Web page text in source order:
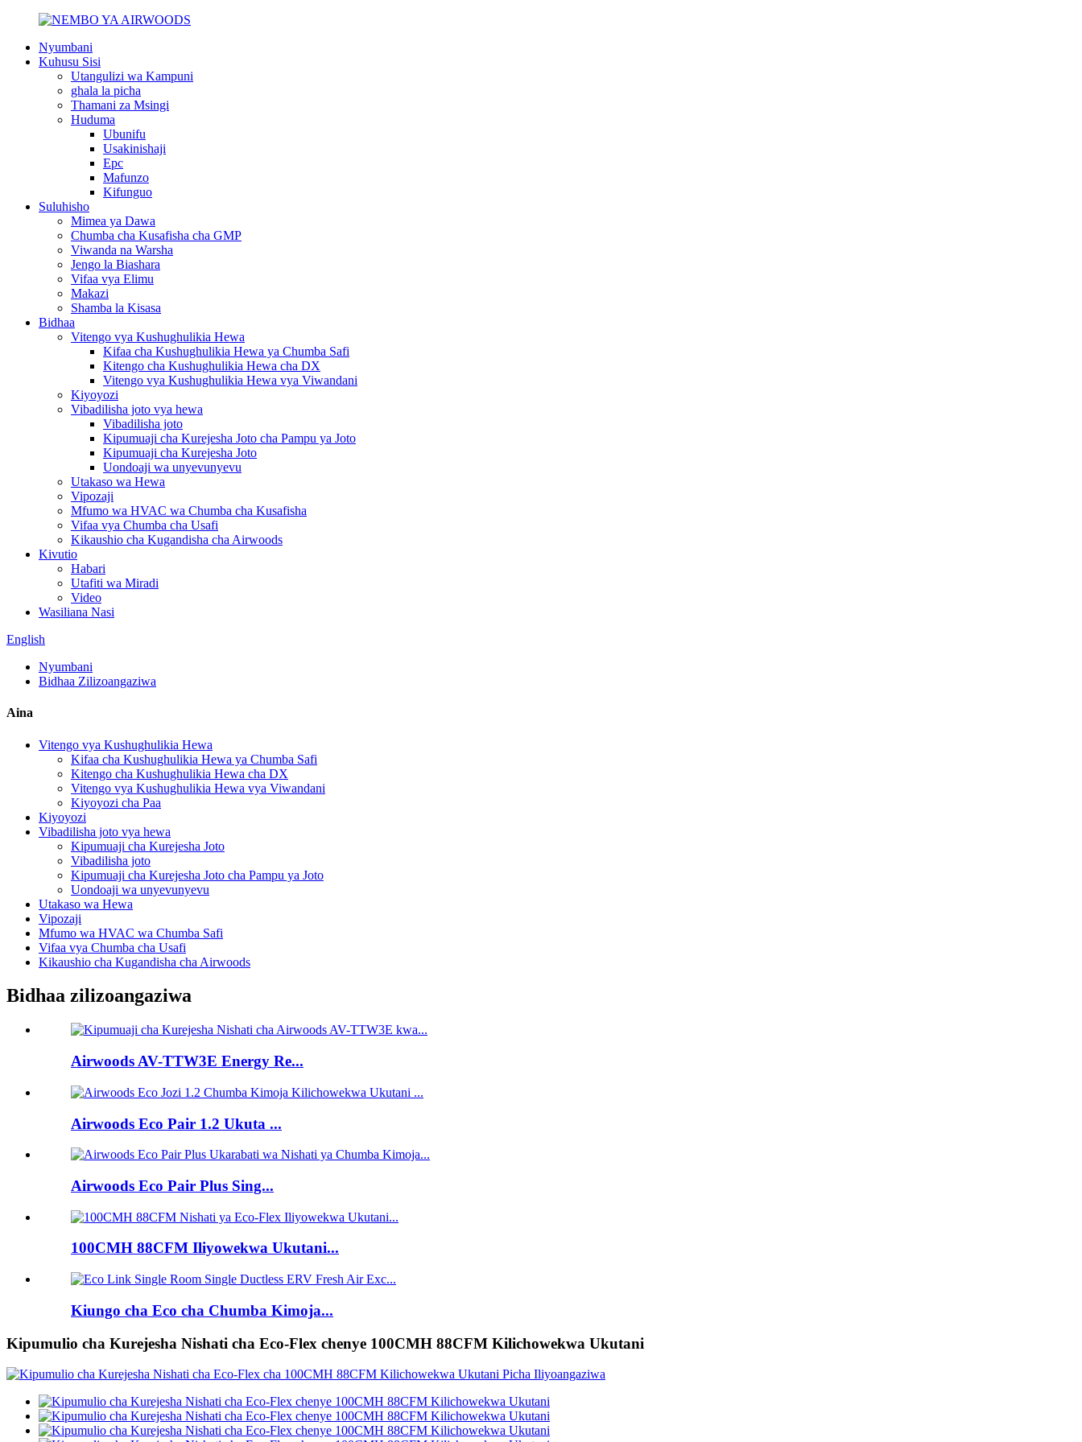
Nyumbani
Kuhusu Sisi
Utangulizi wa Kampuni
ghala la picha
Thamani za Msingi
Huduma
Ubunifu
Usakinishaji
Epc
Mafunzo
Kifunguo
Suluhisho
Mimea ya Dawa
Chumba cha Kusafisha cha GMP
Viwanda na Warsha
Jengo la Biashara
Vifaa vya Elimu
Makazi
Shamba la Kisasa
Bidhaa
Vitengo vya Kushughulikia Hewa
Kifaa cha Kushughulikia Hewa ya Chumba Safi
Kitengo cha Kushughulikia Hewa cha DX
Vitengo vya Kushughulikia Hewa vya Viwandani
Kiyoyozi
Vibadilisha joto vya hewa
Vibadilisha joto
Kipumuaji cha Kurejesha Joto cha Pampu ya Joto
Kipumuaji cha Kurejesha Joto
Uondoaji wa unyevunyevu
Utakaso wa Hewa
Vipozaji
Mfumo wa HVAC wa Chumba cha Kusafisha
Vifaa vya Chumba cha Usafi
Kikaushio cha Kugandisha cha Airwoods
Kivutio
Habari
Utafiti wa Miradi
Video
Wasiliana Nasi
English
Nyumbani
Bidhaa Zilizoangaziwa
Aina
Vitengo vya Kushughulikia Hewa
Kifaa cha Kushughulikia Hewa ya Chumba Safi
Kitengo cha Kushughulikia Hewa cha DX
Vitengo vya Kushughulikia Hewa vya Viwandani
Kiyoyozi cha Paa
Kiyoyozi
Vibadilisha joto vya hewa
Kipumuaji cha Kurejesha Joto
Vibadilisha joto
Kipumuaji cha Kurejesha Joto cha Pampu ya Joto
Uondoaji wa unyevunyevu
Utakaso wa Hewa
Vipozaji
Mfumo wa HVAC wa Chumba Safi
Vifaa vya Chumba cha Usafi
Kikaushio cha Kugandisha cha Airwoods
Bidhaa zilizoangaziwa
Airwoods AV-TTW3E Energy Re...
Airwoods Eco Pair 1.2 Ukuta ...
Airwoods Eco Pair Plus Sing...
100CMH 88CFM Iliyowekwa Ukutani...
Kiungo cha Eco cha Chumba Kimoja...
Kipumulio cha Kurejesha Nishati cha Eco-Flex chenye 100CMH 88CFM Kilichowekwa Ukutani